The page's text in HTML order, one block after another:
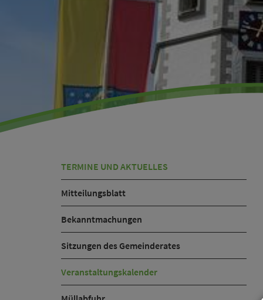
TERMINE UND AKTUELLES
Mitteilungsblatt
Bekanntmachungen
Sitzungen des Gemeinderates
Veranstaltungskalender